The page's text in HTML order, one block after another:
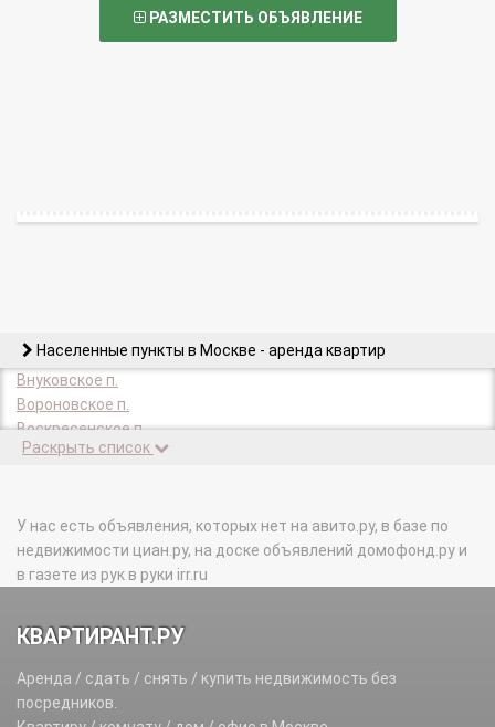
РАЗМЕСТИТЬ ОБЪЯВЛЕНИЕ
Населенные пункты в Москве - аренда квартир
Внуковское п.
Вороновское п.
Воскресенское п.
Десеновское п.
Кленовское п.
Кокошкино п.
Краснопахорское п.
Михайлово-Ярцевское п.
Московский г.
Московский п.
Мосрентген п.
Новофедоровское п.
Раскрыть список
У нас есть объявления, которых нет на авито.ру, в базе по
недвижимости циан.ру, на доске объявлений домофонд.ру и
в газете из рук в руки irr.ru
КВАРТИРАНТ.РУ
Аренда / сдать / снять / купить недвижимость без
посредников.